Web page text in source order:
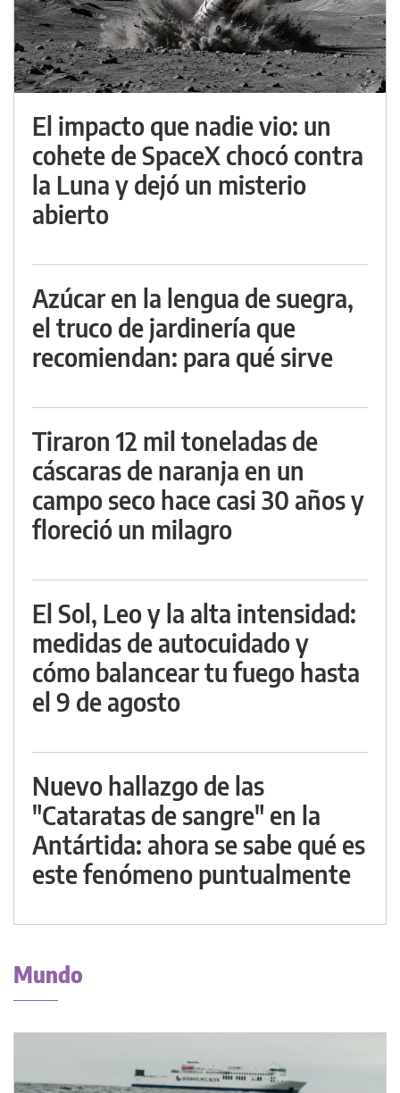
El impacto que nadie vio: un
cohete de SpaceX chocó contra
la Luna y dejó un misterio
abierto
Azúcar en la lengua de suegra,
el truco de jardinería que
recomiendan: para qué sirve
Tiraron 12 mil toneladas de
cáscaras de naranja en un
campo seco hace casi 30 años y
floreció un milagro
El Sol, Leo y la alta intensidad:
medidas de autocuidado y
cómo balancear tu fuego hasta
el 9 de agosto
Nuevo hallazgo de las
"Cataratas de sangre" en la
Antártida: ahora se sabe qué es
este fenómeno puntualmente
Mundo